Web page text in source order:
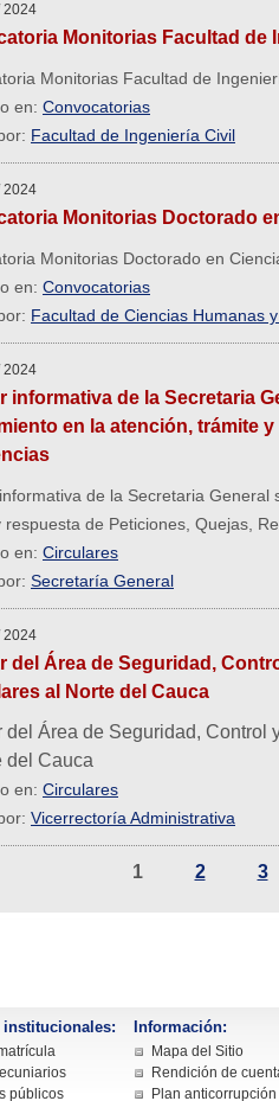
2024
Monitorias Facultad de
Monitorias Facultad de
en: Convocatorias
Facultad de Ingeniería Civil
2024
Monitorias Doctorado
Monitorias Doctorado en
en: Convocatorias
Facultad de Ciencias Humanas
2024
informativa de la Secretaria
en la atención, trámite
de la Secretaria General
respuesta de Peticiones, Quejas,
en: Circulares
Secretaría General
2024
del Área de Seguridad,
al Norte del Cauca
del Área de Seguridad, Control
del Cauca
en: Circulares
Vicerrectoría Administrativa
1 2 3
institucionales:
públicos
Información:
Mapa del Sitio
Rendición de
Plan anticorrupción